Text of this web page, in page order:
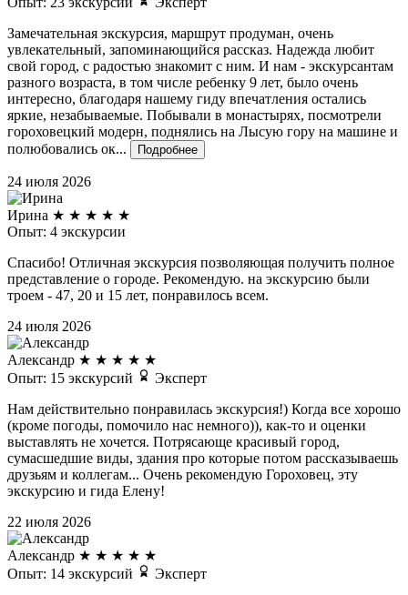
Замечательная экскурсия, маршрут продуман, очень
увлекательный, запоминающийся рассказ. Надежда любит
свой город, с радостью знакомит с ним. И нам - экскурсантам
разного возраста, в том числе ребенку 9 лет, было очень
интересно, благодаря нашему гиду впечатления остались
яркие, незабываемые. Побывали в монастырях, посмотрели
гороховецкий модерн, поднялись на Лысую гору на машине и
полюбовались ок...
Подробнее
24 июля 2026
Ирина ★ ★ ★ ★ ★
Опыт: 4 экскурсии
Спасибо! Отличная экскурсия позволяющая получить полное
представление о городе. Рекомендую. на экскурсию были
троем - 47, 20 и 15 лет, понравилось всем.
24 июля 2026
Александр ★ ★ ★ ★ ★
Опыт: 15 экскурсий
Эксперт
Нам действительно понравилась экскурсия!) Когда все хорошо
(кроме погоды, помочило нас немного)), как-то и оценки
выставлять не хочется. Потрясающе красивый город,
сумасшедшие виды, здания про которые потом рассказываешь
друзьям и коллегам... Очень рекомендую Гороховец, эту
экскурсию и гида Елену!
22 июля 2026
Александр ★ ★ ★ ★ ★
Опыт: 14 экскурсий
Эксперт